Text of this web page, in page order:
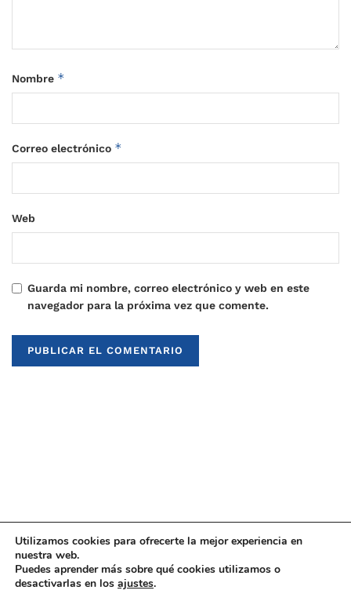
Nombre *
Correo electrónico *
Web
Guarda mi nombre, correo electrónico y web en este
navegador para la próxima vez que comente.
© 2021Upaninews
Utilizamos cookies para ofrecerte la mejor experiencia en
nuestra web.
Puedes aprender más sobre qué cookies utilizamos o
desactivarlas en los ajustes.